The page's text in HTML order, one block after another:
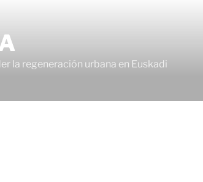
la regeneración urbana en Euskadi